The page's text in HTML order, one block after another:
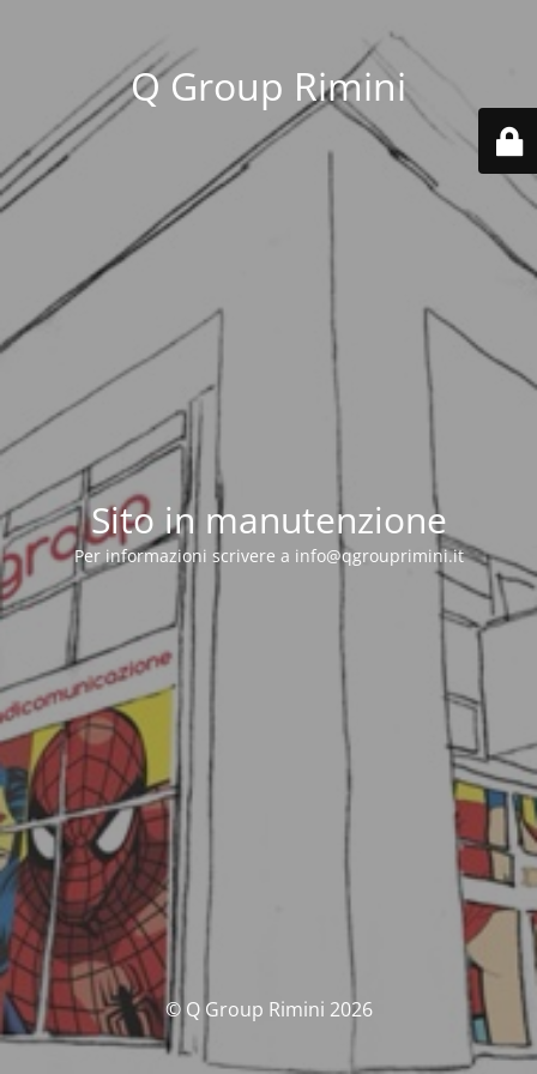
Q Group Rimini
Sito in manutenzione
Per informazioni scrivere a info@qgrouprimini.it
© Q Group Rimini 2026